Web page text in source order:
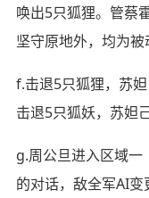
唤出5只狐狸。管蔡
坚守原地外，均为被
f.击退5只狐狸，苏
击退5只狐妖，苏妲
g.周公旦进入区域一
的对话，敌全军AI